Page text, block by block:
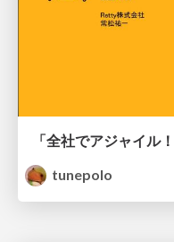
tunepolo